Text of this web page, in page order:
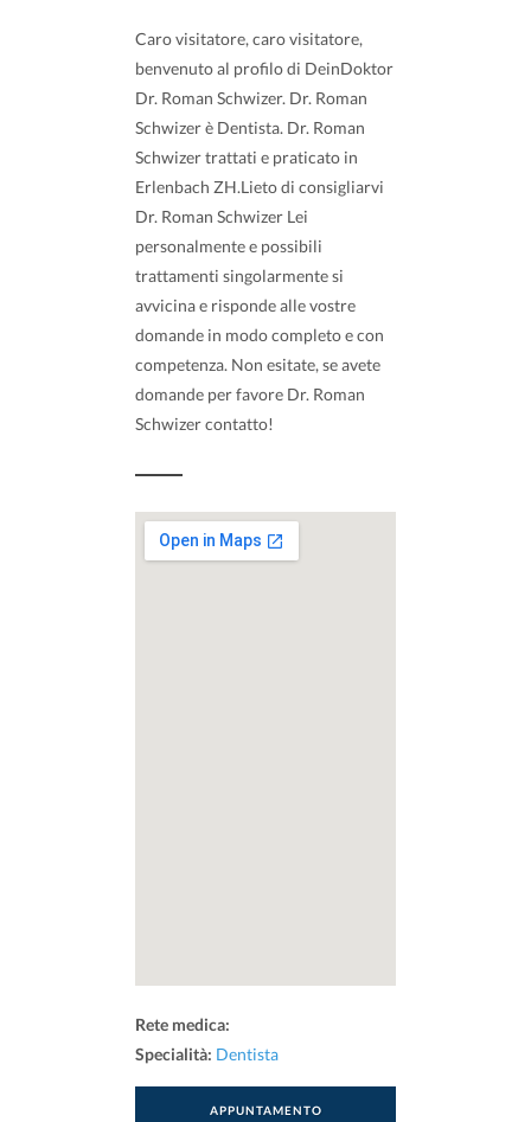
Caro visitatore, caro visitatore,
benvenuto al profilo di DeinDoktor
Dr. Roman Schwizer. Dr. Roman
Schwizer è Dentista. Dr. Roman
Schwizer trattati e praticato in
Erlenbach ZH.Lieto di consigliarvi
Dr. Roman Schwizer Lei
personalmente e possibili
trattamenti singolarmente si
avvicina e risponde alle vostre
domande in modo completo e con
competenza. Non esitate, se avete
domande per favore Dr. Roman
Schwizer contatto!
Rete medica:
Specialità: Dentista
APPUNTAMENTO